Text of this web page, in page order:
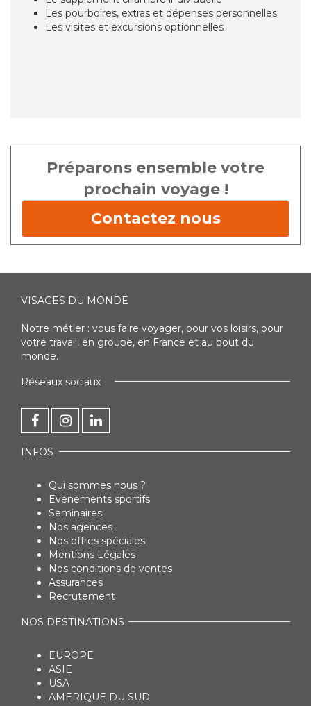
Les pourboires, extras et dépenses personnelles
Les visites et excursions optionnelles
Préparons ensemble votre
prochain voyage !
Contactez nous
VISAGES DU MONDE
Notre métier : vous faire voyager, pour vos loisirs, pour
votre travail, en groupe, en France et au bout du
monde.
Réseaux sociaux
INFOS
Qui sommes nous ?
Evenements sportifs
Seminaires
Nos agences
Nos offres spéciales
Mentions Légales
Nos conditions de ventes
Assurances
Recrutement
NOS DESTINATIONS
EUROPE
ASIE
USA
AMERIQUE DU SUD